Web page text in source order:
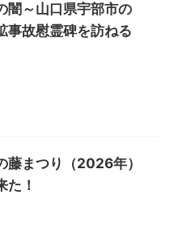
闇～山口県宇部市の
事故慰霊碑を訪ねる
藤まつり（2026年）
た！